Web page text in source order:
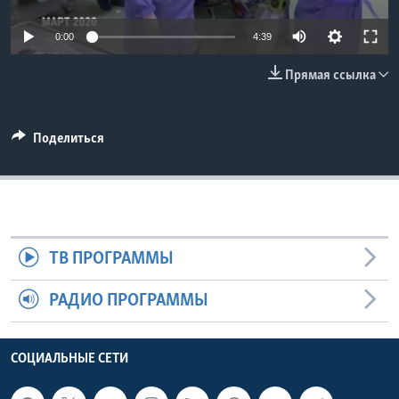
Learning English
0:00 4:39
Прямая ссылка
Поделиться
ТВ ПРОГРАММЫ
РАДИО ПРОГРАММЫ
СОЦИАЛЬНЫЕ СЕТИ